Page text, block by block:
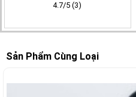
4.7/5 (3)
Sản Phẩm Cùng Loại